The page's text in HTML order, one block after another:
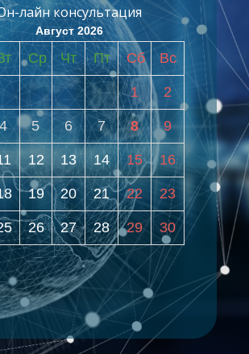
лайн консультация
Август 2026
Ср Чт Пт Сб Вс
1 2
4 5 6 7 8 9
12 13 14 15 16
19 20 21 22 23
26 27 28 29 30